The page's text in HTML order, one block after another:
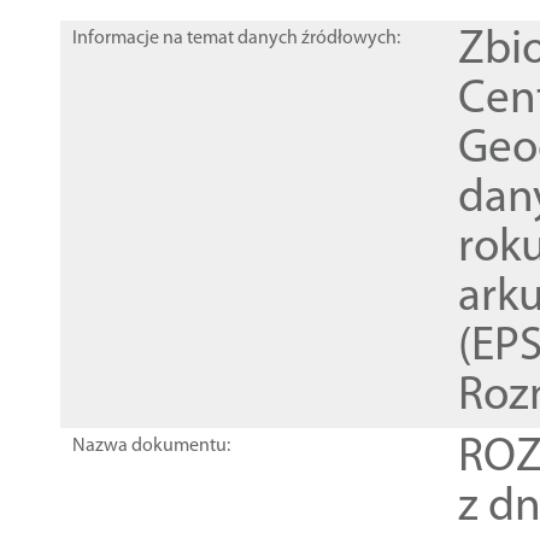
Informacje na temat danych źródłowych:
Nazwa dokumentu:
z